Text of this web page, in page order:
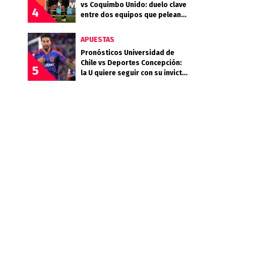
4
vs Coquimbo Unido: duelo clave
entre dos equipos que pelean
5
APUESTAS
Pronósticos Universidad de
Chile vs Deportes Concepción:
la U quiere seguir con su invicto